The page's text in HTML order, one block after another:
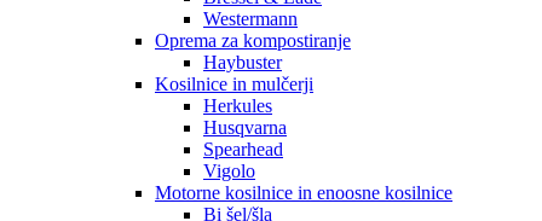
Westermann
Oprema za kompostiranje
Haybuster
Kosilnice in mulčerji
Herkules
Husqvarna
Spearhead
Vigolo
Motorne kosilnice in enoosne kosilnice
Bi šel/šla